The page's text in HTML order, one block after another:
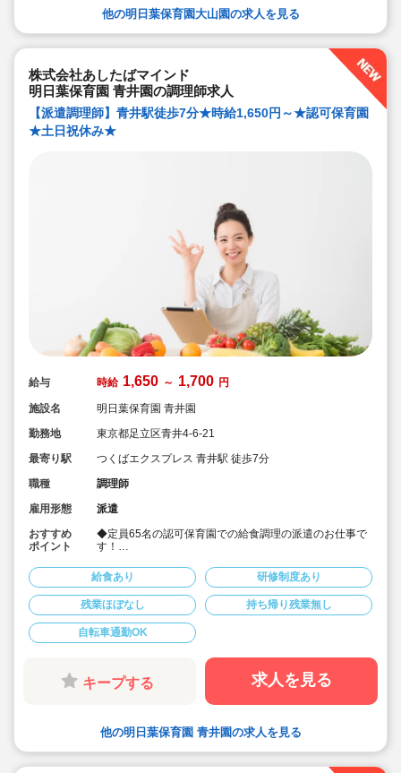
他の明日葉保育園大山園の求人を見る
株式会社あしたばマインド
明日葉保育園 青井園の調理師求人
【派遣調理師】青井駅徒歩7分★時給1,650円～★認可保育園
★土日祝休み★
給与 時給 1,650 ～ 1,700 円
施設名
明日葉保育園 青井園
勤務地
東京都足立区青井4-6-21
最寄り駅
つくばエクスプレス 青井駅 徒歩7分
職種
調理師
雇用形態
派遣
おすすめ
ポイント
◆定員65名の認可保育園での給食調理の派遣のお仕事で
す！
大量調理の経験者も歓迎いたします！
◆マニュアルが整備されているため、未経験の方やブラ
ンクのある方も安心してスタートできます！
◆時給1,650円～案内可能です！
◆平日の週5日勤務・時間固定で安定して働きたい方にオ
ススメの求人です！
給食あり 研修制度あり
残業ほぼなし 持ち帰り残業無し
自転車通勤OK
キープする 求人を見る
他の明日葉保育園 青井園の求人を見る